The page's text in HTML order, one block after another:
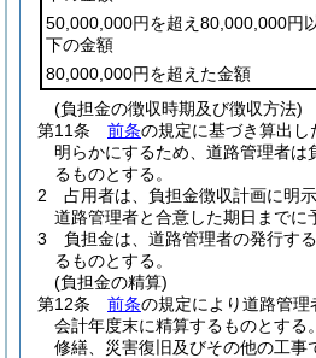
50,000,000円を超え80,000,000円
下の金額
80,000,000円を超えた金額
(負担金の徴収時期及び徴収方法)
第11条
前条の規定に基づき算出
明らかにするため、道路管理者は
るものとする。
2
占用者は、負担金徴収計画に明
道路管理者と合意した期日までに
3
負担金は、道路管理者の発行す
るものとする。
(負担金の精算)
第12条
前条の規定により道路管
会計年度末に精算するものとする。
修繕、災害復旧及びその他の工事